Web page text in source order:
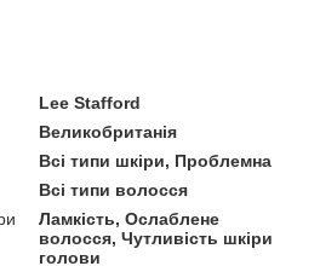
Lee Stafford
Великобританія
Всі типи шкіри, Проблемна
Всі типи волосся
Ламкість, Ослаблене
волосся, Чутливість шкіри
голови